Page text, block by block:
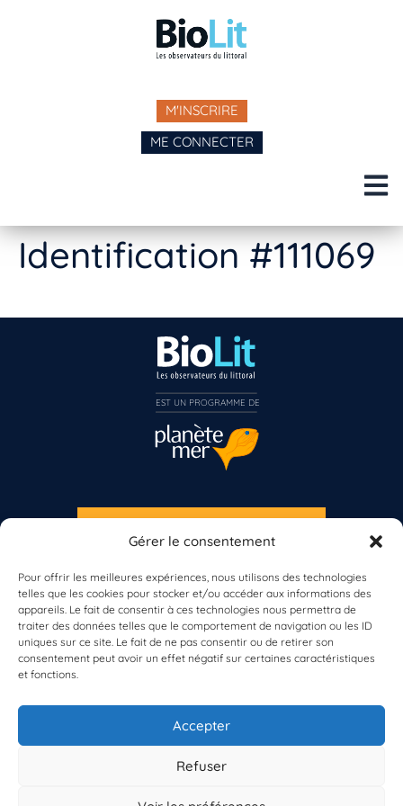
Gérer le consentement
Pour offrir les meilleures expériences, nous utilisons des technologies
telles que les cookies pour stocker et/ou accéder aux informations des
appareils. Le fait de consentir à ces technologies nous permettra de
traiter des données telles que le comportement de navigation ou les ID
uniques sur ce site. Le fait de ne pas consentir ou de retirer son
consentement peut avoir un effet négatif sur certaines caractéristiques
et fonctions.
Accepter
Refuser
M'INSCRIRE
ME CONNECTER
Identification #111069
À propos de BioLit
Vos données d'observation
Ressources
Résultats du programme
Contacts
S'INSCRIRE À LA NEWSLETTER
Vous n’êtes pas encore inscrit à Biolit ?
Inscrivez-vous dès maintenant